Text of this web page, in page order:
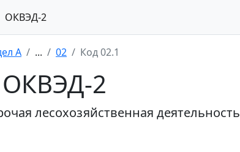
ОКВЭД-2
A ... 02 Код 02.1
ОКВЭД-2
лесохозяйственная деятельность